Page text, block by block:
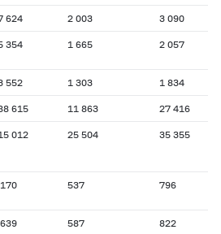
624 2 003 3 090
354 1 665 2 057
552 1 303 1 834
615 11 863 27 416
012 25 504 35 355
537 796
587 822